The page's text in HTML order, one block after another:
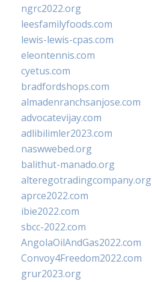
ngrc2022.org
leesfamilyfoods.com
lewis-lewis-cpas.com
eleontennis.com
cyetus.com
bradfordshops.com
almadenranchsanjose.com
advocatevijay.com
adlibilimler2023.com
naswwebed.org
balithut-manado.org
alteregotradingcompany.org
aprce2022.com
ibie2022.com
sbcc-2022.com
AngolaOilAndGas2022.com
Convoy4Freedom2022.com
grur2023.org